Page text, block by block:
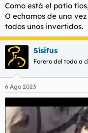
Como está el patio
O echamos de una
todos unos invertidos.
Sísifus
Forero del todo a
6 Ago 2023